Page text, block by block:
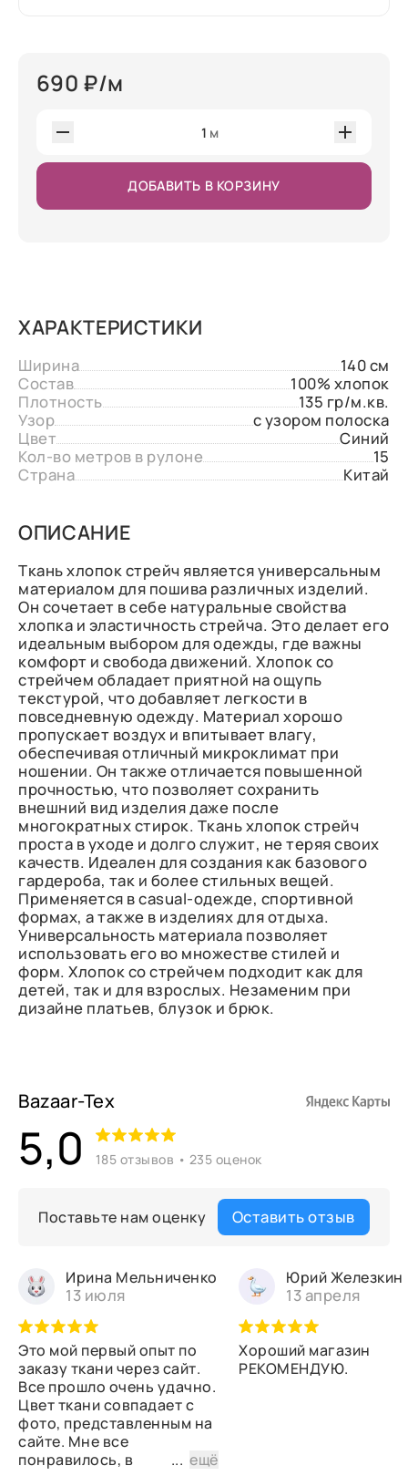
690 ₽/м
1 м
ДОБАВИТЬ В КОРЗИНУ
ХАРАКТЕРИСТИКИ
Ширина
140 см
Состав
100% хлопок
Плотность
135 гр/м.кв.
Узор
с узором полоска
Цвет
Синий
Кол-во метров в рулоне
15
Страна
Китай
ОПИСАНИЕ
Ткань хлопок стрейч является универсальным
материалом для пошива различных изделий.
Он сочетает в себе натуральные свойства
хлопка и эластичность стрейча. Это делает его
идеальным выбором для одежды, где важны
комфорт и свобода движений. Хлопок со
стрейчем обладает приятной на ощупь
текстурой, что добавляет легкости в
повседневную одежду. Материал хорошо
пропускает воздух и впитывает влагу,
обеспечивая отличный микроклимат при
ношении. Он также отличается повышенной
прочностью, что позволяет сохранить
внешний вид изделия даже после
многократных стирок. Ткань хлопок стрейч
проста в уходе и долго служит, не теряя своих
качеств. Идеален для создания как базового
гардероба, так и более стильных вещей.
Применяется в casual-одежде, спортивной
формах, а также в изделиях для отдыха.
Универсальность материала позволяет
использовать его во множестве стилей и
форм. Хлопок со стрейчем подходит как для
детей, так и для взрослых. Незаменим при
дизайне платьев, блузок и брюк.
Bazaar-Tex
5,0 185 отзывов • 235 оценок
Поставьте нам оценку Оставить отзыв
Ирина Мельниченко
13 июля
Это мой первый опыт по
заказу ткани через сайт.
Все прошло очень удачно.
Цвет ткани совпадает с
фото, представленным на
сайте. Мне все
понравилось, в
...ещё
Юрий Железкин
13 апреля
Хороший магазин
РЕКОМЕНДУЮ.